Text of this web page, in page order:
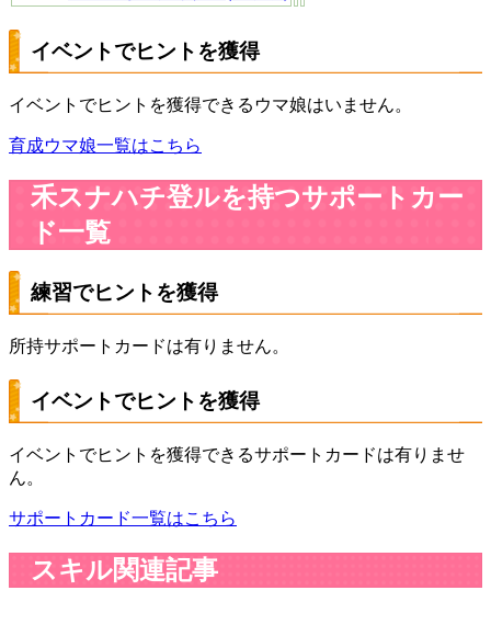
イベントでヒントを獲得
イベントでヒントを獲得できるウマ娘はいません。
育成ウマ娘一覧はこちら
禾スナハチ登ルを持つサポートカー
ド一覧
練習でヒントを獲得
所持サポートカードは有りません。
イベントでヒントを獲得
イベントでヒントを獲得できるサポートカードは有りませ
ん。
サポートカード一覧はこちら
スキル関連記事